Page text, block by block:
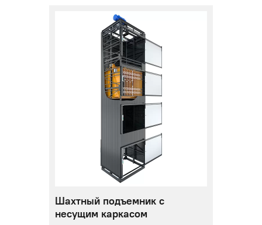
Шахтный подъемник с
несущим каркасом